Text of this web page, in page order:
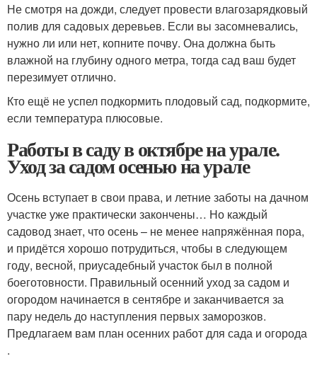
Не смотря на дожди, следует провести влагозарядковый
полив для садовых деревьев. Если вы засомневались,
нужно ли или нет, копните почву. Она должна быть
влажной на глубину одного метра, тогда сад ваш будет
перезимует отлично.
Кто ещё не успел подкормить плодовый сад, подкормите,
если температура плюсовые.
Работы в саду в октябре на урале.
Уход за садом осенью на урале
Осень вступает в свои права, и летние заботы на дачном
участке уже практически закончены… Но каждый
садовод знает, что осень – не менее напряжённая пора,
и придётся хорошо потрудиться, чтобы в следующем
году, весной, приусадебный участок был в полной
боеготовности. Правильный осенний уход за садом и
огородом начинается в сентябре и заканчивается за
пару недель до наступления первых заморозков.
Предлагаем вам план осенних работ для сада и огорода
.